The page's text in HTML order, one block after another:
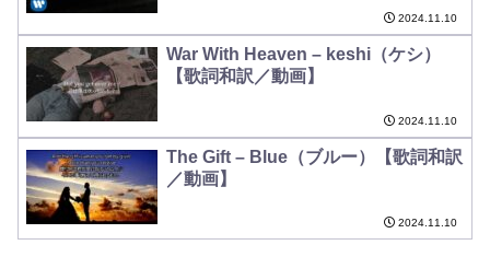
2024.11.10
War With Heaven – keshi（ケシ）
【歌詞和訳／動画】
2024.11.10
The Gift – Blue（ブルー）【歌詞和訳
／動画】
2024.11.10